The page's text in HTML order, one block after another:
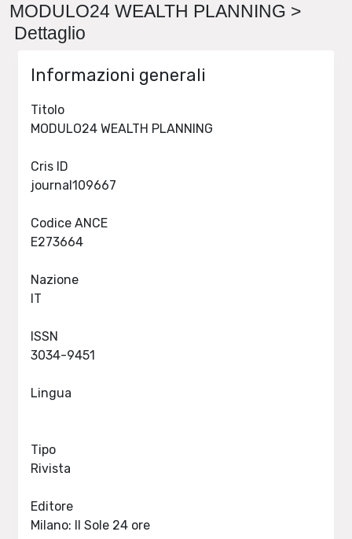
MODULO24 WEALTH PLANNING >
Dettaglio
Informazioni generali
Titolo
Cris ID
Codice ANCE
Nazione
ISSN
Lingua
Tipo
Rivista
Editore